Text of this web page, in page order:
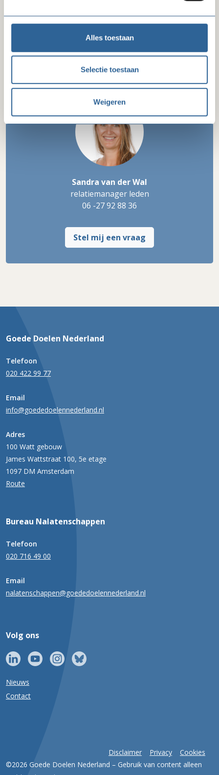
Alles toestaan
Selectie toestaan
Weigeren
Inschrijven
Kan ik je helpen?
Sandra van der Wal
relatiemanager leden
06 -27 92 88 36
Stel mij een vraag
Goede Doelen Nederland
Telefoon
020 422 99 77
Email
info@goededoelennederland.nl
Adres
100 Watt gebouw
James Wattstraat 100, 5e etage
1097 DM Amsterdam
Route
Bureau Nalatenschappen
Telefoon
020 716 49 00
Email
nalatenschappen@goededoelennederland.nl
Volg ons
Nieuws
Contact
Disclaimer Privacy
Cookies
©2026 Goede Doelen Nederland – Gebruik van content alleen